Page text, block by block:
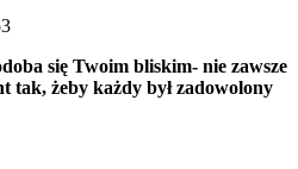
się Twoim bliskim- nie zawsze
tak, żeby każdy był zadowolony